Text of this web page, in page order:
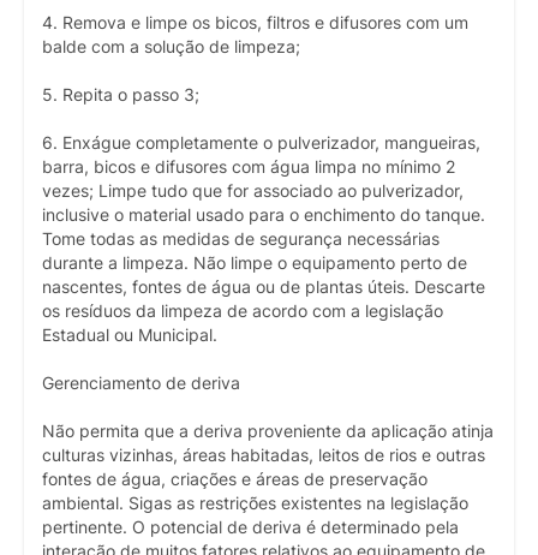
4. Remova e limpe os bicos, filtros e difusores com um
balde com a solução de limpeza;
5. Repita o passo 3;
6. Enxágue completamente o pulverizador, mangueiras,
barra, bicos e difusores com água limpa no mínimo 2
vezes; Limpe tudo que for associado ao pulverizador,
inclusive o material usado para o enchimento do tanque.
Tome todas as medidas de segurança necessárias
durante a limpeza. Não limpe o equipamento perto de
nascentes, fontes de água ou de plantas úteis. Descarte
os resíduos da limpeza de acordo com a legislação
Estadual ou Municipal.
Gerenciamento de deriva
Não permita que a deriva proveniente da aplicação atinja
culturas vizinhas, áreas habitadas, leitos de rios e outras
fontes de água, criações e áreas de preservação
ambiental. Sigas as restrições existentes na legislação
pertinente. O potencial de deriva é determinado pela